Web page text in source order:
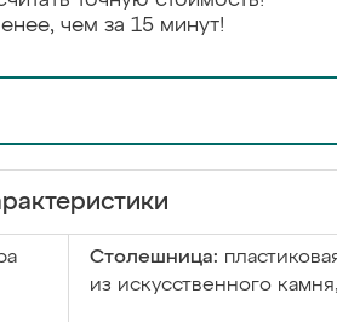
чем за 15 минут!
Столешница:
из искусственного